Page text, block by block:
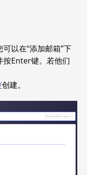
以在“添加邮箱”下
按Enter键。若他们
创建。